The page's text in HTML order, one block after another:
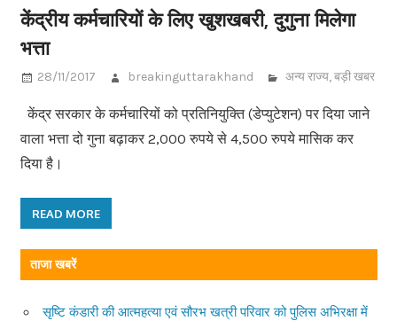
केंद्रीय कर्मचारियों के लिए खुशखबरी, दुगुना मिलेगा
भत्ता
28/11/2017 breakinguttarakhand अन्य राज्य,बड़ी खबर
केंद्र सरकार के कर्मचारियों को प्रतिनियुक्ति (डेप्युटेशन) पर दिया जाने
वाला भत्ता दो गुना बढ़ाकर 2,000 रुपये से 4,500 रुपये मासिक कर
दिया है।
READ MORE
ताजा खबरें
सृष्टि कंडारी की आत्महत्या एवं सौरभ खत्री परिवार को पुलिस अभिरक्षा में